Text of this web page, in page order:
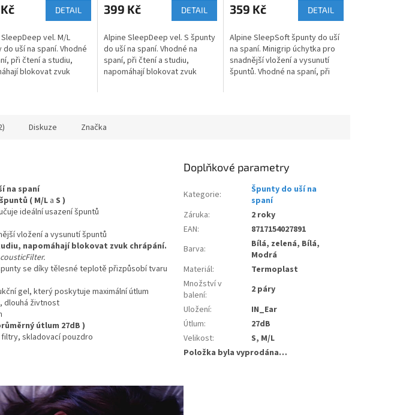
DETAIL
vel. M/L
do uší na spaní. Vhodné
při čtení a studiu,
blokovat zvuk
produktu
je
z
5
hvězdiček.
399 Kč DETAIL
Alpine SleepDeep vel. S špunty
do uší na spaní. Vhodné na
spaní, při čtení a studiu,
napomáhají blokovat zvuk
produktu
je
z
5
hvězdiček.
359 Kč DETAIL
Alpine SleepSoft špunty do uší
na spaní. Minigrip úchytka pro
snadnější vložení a vysunutí
špuntů. Vhodné na spaní, při
Diskuze Značka
na spaní
( M/L a S )
ideální usazení špuntů
vložení a vysunutí špuntů
napomáhají blokovat zvuk chrápání.
se díky tělesné teplotě přizpůsobí tvaru
gel, který poskytuje maximální útlum
dlouhá živtnost
útlum 27dB )
filtry, skladovací pouzdro
Doplňkové parametry
Kategorie:
Špunty do uší na
spaní
Záruka:
2 roky
EAN:
8717154027891
Barva:
Bílá, zelená, Bílá,
Modrá
Materiál:
Termoplast
Množství v
balení:
2 páry
Uložení:
IN_Ear
Útlum:
27dB
Velikost:
S, M/L
Položka byla vyprodána…